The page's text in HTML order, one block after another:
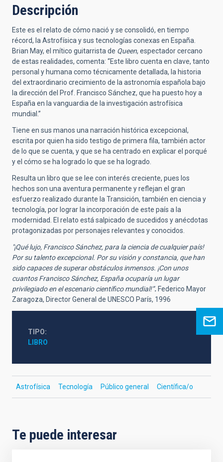
Descripción
Este es el relato de cómo nació y se consolidó, en tiempo
récord, la Astrofísica y sus tecnologías conexas en España.
Brian May, el mítico guitarrista de Queen, espectador cercano
de estas realidades, comenta: “Este libro cuenta en clave, tanto
personal y humana como técnicamente detallada, la historia
del extraordinario crecimiento de la astronomía española bajo
la dirección del Prof. Francisco Sánchez, que ha puesto hoy a
España en la vanguardia de la investigación astrofísica
mundial.”
Tiene en sus manos una narración histórica excepcional,
escrita por quien ha sido testigo de primera fila, también actor
de lo que se cuenta, y que se ha centrado en explicar el porqué
y el cómo se ha logrado lo que se ha logrado.
Resulta un libro que se lee con interés creciente, pues los
hechos son una aventura permanente y reflejan el gran
esfuerzo realizado durante la Transición, también en ciencia y
tecnología, por lograr la incorporación de este país a la
modernidad. El relato está salpicado de sucedidos y anécdotas
protagonizadas por personajes relevantes y conocidos.
"¡Qué lujo, Francisco Sánchez, para la ciencia de cualquier país!
Por su talento excepcional. Por su visión y constancia, que han
sido capaces de superar obstáculos inmensos. ¡Con unos
cuantos Francisco Sánchez, España ocuparía un lugar
privilegiado en el escenario científico mundial!”. Federico Mayor
Zaragoza, Director General de UNESCO París, 1996
TIPO
LIBRO
Astrofísica Tecnología Público general Científica/o
Te puede interesar